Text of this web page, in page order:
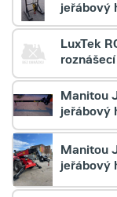
jeřábový
LuxTek
roznášecí
Manitou
jeřábový
Manitou
jeřábový